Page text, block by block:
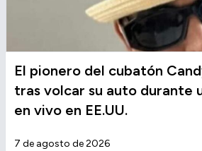
El pionero del cubatón
tras volcar su auto durante
en vivo en EE.UU.
7 de agosto de 2026